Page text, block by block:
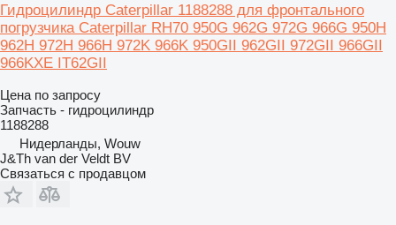
Гидроцилиндр Caterpillar 1188288 для фронтального
погрузчика Caterpillar RH70 950G 962G 972G 966G 950H
962H 972H 966H 972K 966K 950GII 962GII 972GII 966GII
966KXE IT62GII
Цена по запросу
Запчасть - гидроцилиндр
1188288
Нидерланды, Wouw
J&Th van der Veldt BV
Связаться с продавцом